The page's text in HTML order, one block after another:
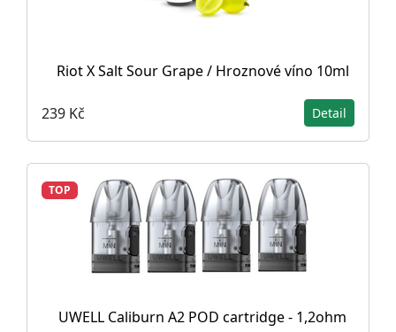
Riot X Salt Sour Grape / Hroznové víno 10ml
239 Kč Detail
TOP
UWELL Caliburn A2 POD cartridge - 1,2ohm